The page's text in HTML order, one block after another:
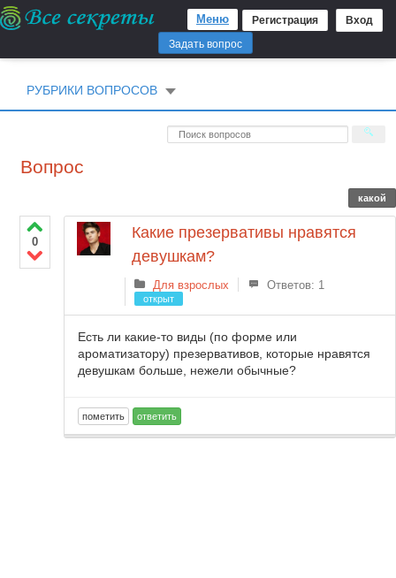
Регистрация Вход
Меню
Задать вопрос
РУБРИКИ ВОПРОСОВ
Вопрос
какой
0
Какие презервативы нравятся
девушкам?
Для взрослых Ответов: 1
открыт
Есть ли какие-то виды (по форме или
ароматизатору) презервативов, которые нравятся
девушкам больше, нежели обычные?